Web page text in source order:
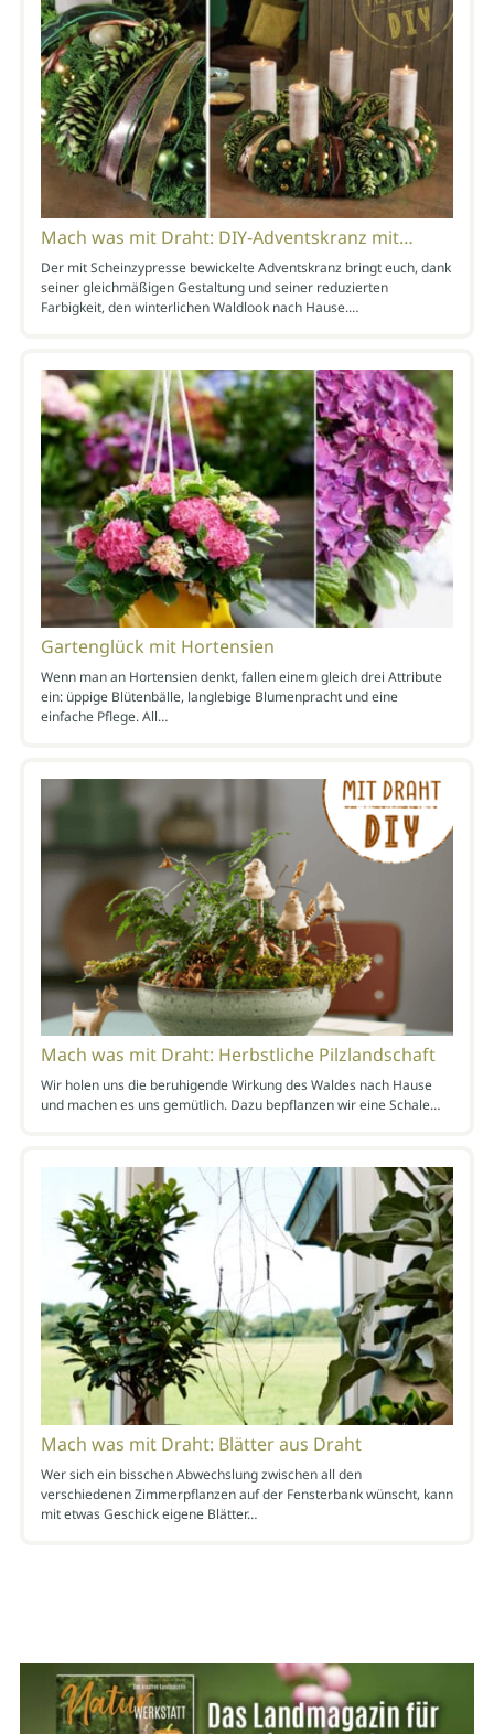
Mach was mit Draht: DIY-Adventskranz mit…
Der mit Scheinzypresse bewickelte Adventskranz bringt euch, dank
seiner gleichmäßigen Gestaltung und seiner reduzierten
Farbigkeit, den winterlichen Waldlook nach Hause.…
Gartenglück mit Hortensien
Wenn man an Hortensien denkt, fallen einem gleich drei Attribute
ein: üppige Blütenbälle, langlebige Blumenpracht und eine
einfache Pflege. All…
Mach was mit Draht: Herbstliche Pilzlandschaft
Wir holen uns die beruhigende Wirkung des Waldes nach Hause
und machen es uns gemütlich. Dazu bepflanzen wir eine Schale…
Mach was mit Draht: Blätter aus Draht
Wer sich ein bisschen Abwechslung zwischen all den
verschiedenen Zimmerpflanzen auf der Fensterbank wünscht, kann
mit etwas Geschick eigene Blätter…